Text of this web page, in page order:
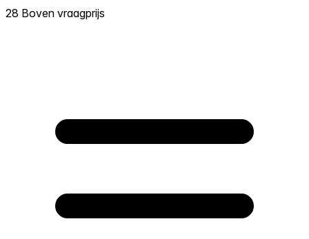
28 Boven vraagprijs